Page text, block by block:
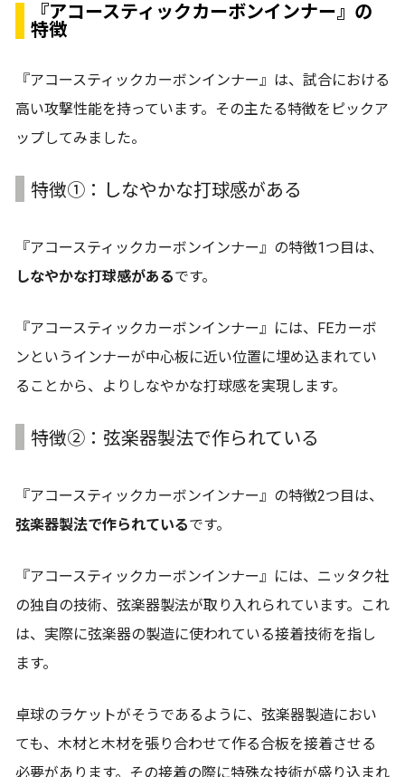
『アコースティックカーボンインナー』の
特徴
『アコースティックカーボンインナー』は、試合における
高い攻撃性能を持っています。その主たる特徴をピックア
ップしてみました。
特徴①：しなやかな打球感がある
『アコースティックカーボンインナー』の特徴1つ目は、
しなやかな打球感があるです。
『アコースティックカーボンインナー』には、FEカーボ
ンというインナーが中心板に近い位置に埋め込まれてい
ることから、よりしなやかな打球感を実現します。
特徴②：弦楽器製法で作られている
『アコースティックカーボンインナー』の特徴2つ目は、
弦楽器製法で作られているです。
『アコースティックカーボンインナー』には、ニッタク社
の独自の技術、弦楽器製法が取り入れられています。これ
は、実際に弦楽器の製造に使われている接着技術を指し
ます。
卓球のラケットがそうであるように、弦楽器製造におい
ても、木材と木材を張り合わせて作る合板を接着させる
必要があります。その接着の際に特殊な技術が盛り込まれ